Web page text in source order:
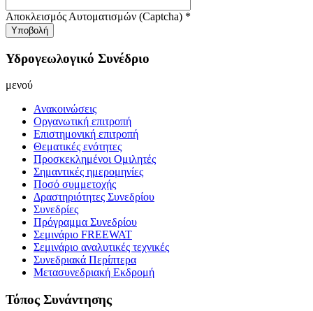
Αποκλεισμός Αυτοματισμών (Captcha) *
Υποβολή
Υδρογεωλογικό Συνέδριο
μενού
Ανακοινώσεις
Οργανωτική επιτροπή
Επιστημονική επιτροπή
Θεματικές ενότητες
Προσκεκλημένοι Ομιλητές
Σημαντικές ημερομηνίες
Ποσό συμμετοχής
Δραστηριότητες Συνεδρίου
Συνεδρίες
Πρόγραμμα Συνεδρίου
Σεμινάριο FREEWAT
Σεμινάριο αναλυτικές τεχνικές
Συνεδριακά Περίπτερα
Μετασυνεδριακή Εκδρομή
Τόπος Συνάντησης